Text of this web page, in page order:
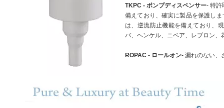
TKPC - ポンプディスペンサー- 特許
備えており、確実に製品を保護し
は、逆流防止機能を備えており、
バ、ヘンケル、ニベア、レブロン
ROPAC - ロールオン- 漏れのない、